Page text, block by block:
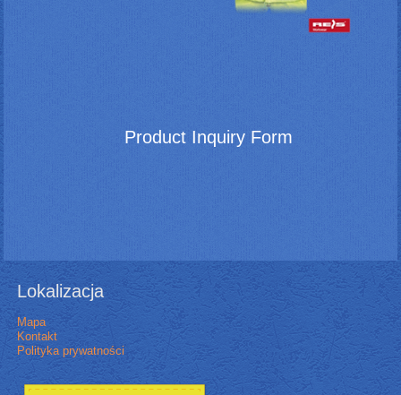
Product Inquiry Form
Lokalizacja
Mapa
Kontakt
Polityka prywatności